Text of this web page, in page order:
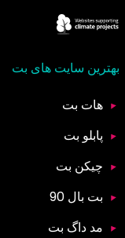
بهترین سایت های بت
هات بت
پابلو بت
چیکن بت
بت بال 90
مد داگ بت